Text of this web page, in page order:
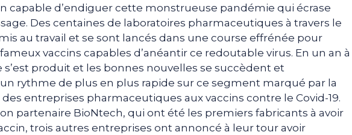
capable d’endiguer cette monstrueuse pandémie qui écrase
Des centaines de laboratoires pharmaceutiques à travers le
au travail et se sont lancés dans une course effrénée pour
vaccins capables d’anéantir ce redoutable virus. En un an à
s’est produit et les bonnes nouvelles se succèdent et
rythme de plus en plus rapide sur ce segment marqué par la
entreprises pharmaceutiques aux vaccins contre le Covid-19.
partenaire BioNtech, qui ont été les premiers fabricants à avoir
trois autres entreprises ont annoncé à leur tour avoir